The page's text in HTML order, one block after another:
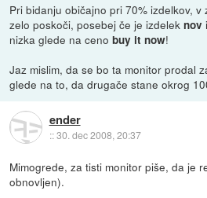
Pri bidanju običajno pri 70% izdelkov,
zelo poskoči, posebej če je izdeleknov
nizka glede na cenobuy it now!
Jaz mislim, da se bo ta monitor prodal
glede na to, da drugače stane okrog
ender
::30. dec 2008, 20:37
Mimogrede, za tisti monitor piše, da je
obnovljen).